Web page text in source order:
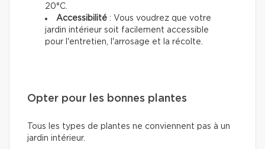
20°C.
Accessibilité : Vous voudrez que votre
jardin intérieur soit facilement accessible
pour l'entretien, l'arrosage et la récolte.
Opter pour les bonnes plantes
Tous les types de plantes ne conviennent pas à un
jardin intérieur.